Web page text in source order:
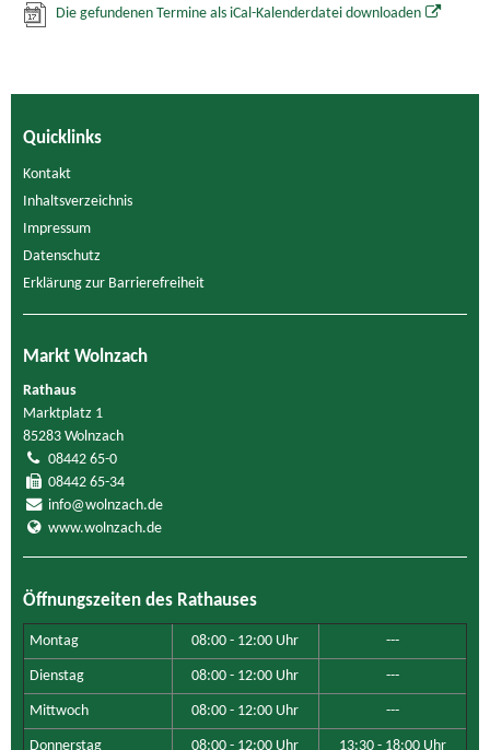
Die gefundenen Termine als iCal-Kalenderdatei downloaden
Quicklinks
Kontakt
Inhaltsverzeichnis
Impressum
Datenschutz
Erklärung zur Barrierefreiheit
Markt Wolnzach
Rathaus
Marktplatz 1
85283 Wolnzach
08442 65-0
08442 65-34
info@wolnzach.de
www.wolnzach.de
Öffnungszeiten des Rathauses
Montag 08:00 - 12:00 Uhr ---
Dienstag 08:00 - 12:00 Uhr ---
Mittwoch 08:00 - 12:00 Uhr ---
Donnerstag 08:00 - 12:00 Uhr 13:30 - 18:00 Uhr